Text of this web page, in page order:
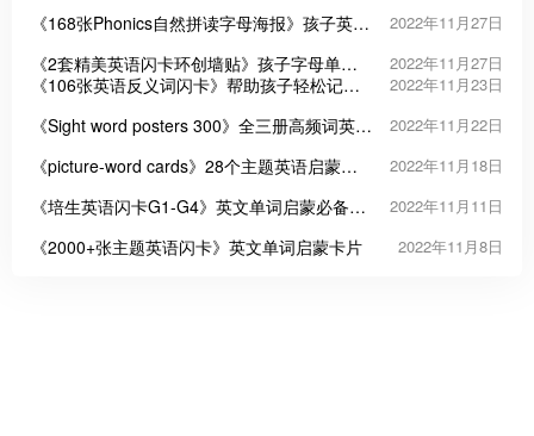
《168张Phonics自然拼读字母海报》孩子英语
2022年11月27日
《2套精美英语闪卡环创墙贴》孩子字母单词
启蒙必备教材
2022年11月27日
《106张英语反义词闪卡》帮助孩子轻松记忆
2022年11月23日
《Sight word posters 300》全三册高频词英语
2022年11月22日
《picture-word cards》28个主题英语启蒙英
2022年11月18日
《培生英语闪卡G1-G4》英文单词启蒙必备教
2022年11月11日
《2000+张主题英语闪卡》英文单词启蒙卡片 2022年11月8日